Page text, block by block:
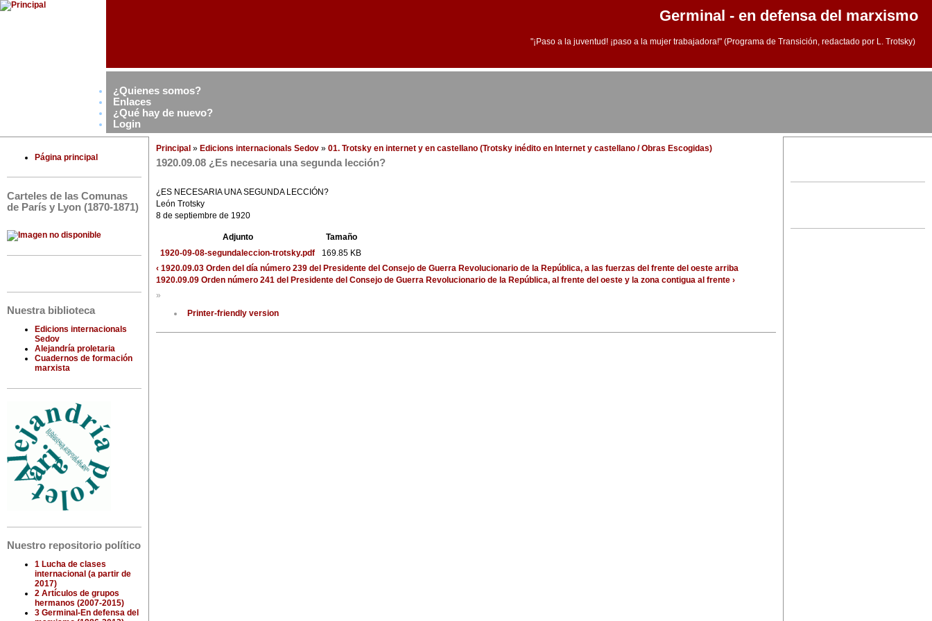
Germinal - en defensa del marxismo
"¡Paso a la juventud! ¡paso a la mujer trabajadora!" (Programa de Transición, redactado por L. Trotsky)
¿Quienes somos?
Enlaces
¿Qué hay de nuevo?
Login
Página principal
Carteles de las Comunas
de París y Lyon (1870-1871)
Nuestra biblioteca
Edicions internacionals
Sedov
Alejandría proletaria
Cuadernos de formación
marxista
Nuestro repositorio político
1 Lucha de clases
internacional (a partir de
2017)
2 Artículos de grupos
hermanos (2007-2015)
3 Germinal-En defensa del
Principal » Edicions internacionals Sedov » 01. Trotsky en internet y en castellano (Trotsky inédito en Internet y castellano / Obras Escogidas)
1920.09.08 ¿Es necesaria una segunda lección?
¿ES NECESARIA UNA SEGUNDA LECCIÓN?
León Trotsky
8 de septiembre de 1920
Adjunto
Tamaño
1920-09-08-segundaleccion-trotsky.pdf
169.85 KB
‹ 1920.09.03 Orden del día número 239 del Presidente del Consejo de Guerra Revolucionario de la República, a las fuerzas del frente del oeste arriba
1920.09.09 Orden número 241 del Presidente del Consejo de Guerra Revolucionario de la República, al frente del oeste y la zona contigua al frente ›
»
Printer-friendly version